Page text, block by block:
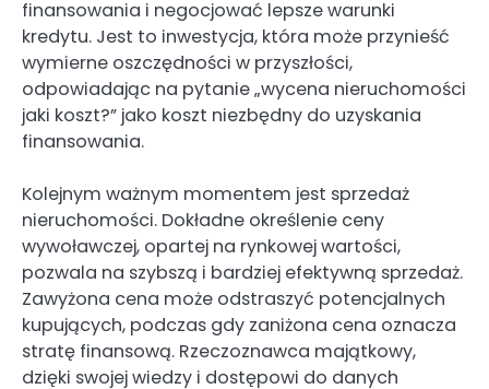
finansowania i negocjować lepsze warunki
kredytu. Jest to inwestycja, która może przynieść
wymierne oszczędności w przyszłości,
odpowiadając na pytanie „wycena nieruchomości
jaki koszt?” jako koszt niezbędny do uzyskania
finansowania.
Kolejnym ważnym momentem jest sprzedaż
nieruchomości. Dokładne określenie ceny
wywoławczej, opartej na rynkowej wartości,
pozwala na szybszą i bardziej efektywną sprzedaż.
Zawyżona cena może odstraszyć potencjalnych
kupujących, podczas gdy zaniżona cena oznacza
stratę finansową. Rzeczoznawca majątkowy,
dzięki swojej wiedzy i dostępowi do danych